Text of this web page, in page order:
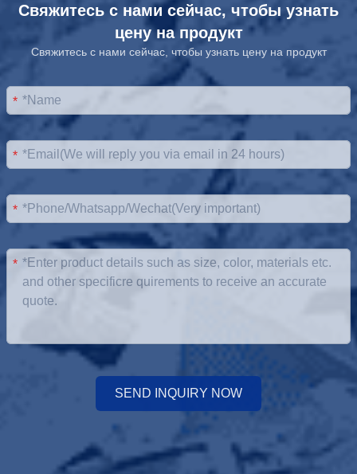
Свяжитесь с нами сейчас, чтобы узнать
цену на продукт
Свяжитесь с нами сейчас, чтобы узнать цену на продукт
*
*
*
*
SEND INQUIRY NOW